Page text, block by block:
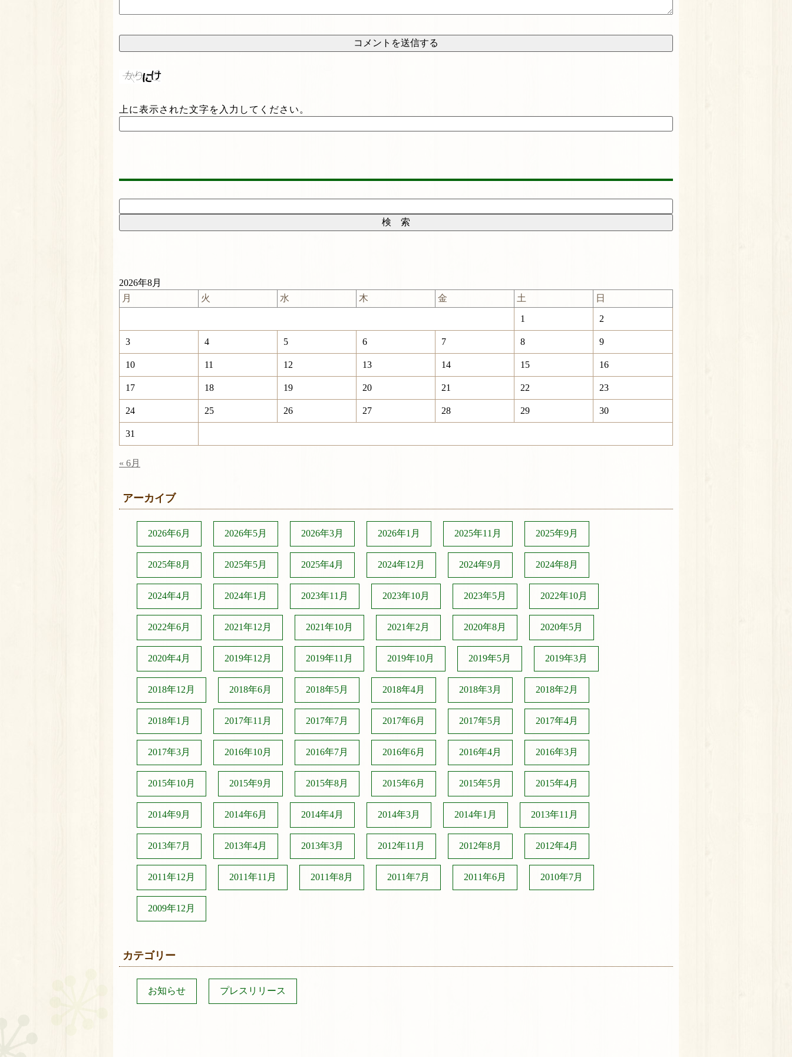
上に表示された文字を入力してください。
2026年8月
月
火 水 木 金 土 日
1 2
3 4 5 6 7 8 9
10 11 12 13 14 15 16
17 18 19 20 21 22 23
24 25 26 27 28 29 30
31
« 6月
アーカイブ
2026年6月 2026年5月 2026年3月 2026年1月 2025年11月 2025年9月
2025年8月 2025年5月 2025年4月 2024年12月 2024年9月 2024年8月
2024年4月 2024年1月 2023年11月 2023年10月 2023年5月 2022年10月
2022年6月 2021年12月 2021年10月 2021年2月 2020年8月 2020年5月
2020年4月 2019年12月 2019年11月 2019年10月 2019年5月 2019年3月
2018年12月 2018年6月 2018年5月 2018年4月 2018年3月 2018年2月
2018年1月 2017年11月 2017年7月 2017年6月 2017年5月 2017年4月
2017年3月 2016年10月 2016年7月 2016年6月 2016年4月 2016年3月
2015年10月 2015年9月 2015年8月 2015年6月 2015年5月 2015年4月
2014年9月 2014年6月 2014年4月 2014年3月 2014年1月 2013年11月
2013年7月 2013年4月 2013年3月 2012年11月 2012年8月 2012年4月
2011年12月 2011年11月 2011年8月 2011年7月 2011年6月 2010年7月
2009年12月
カテゴリー
お知らせ プレスリリース